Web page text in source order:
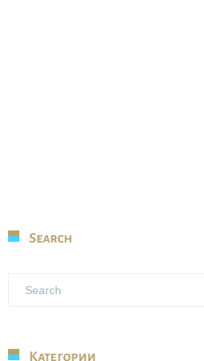
Search
Категории